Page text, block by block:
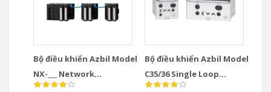
Bộ điều khiển Azbil Model
NX-___ Network
Instrumentation
Bộ điều khiển Azbil Model
C35/36 Single Loop
Controllers